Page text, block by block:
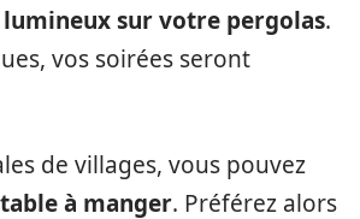
sur votre pergolas.
vos soirées seront
de villages, vous pouvez
à manger. Préférez alors